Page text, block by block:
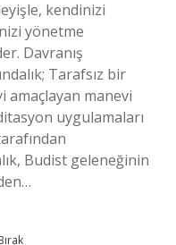
kendinizi
yönetme
Davranış
Tarafsız bir
amaçlayan manevi
uygulamaları
Budist geleneğinin